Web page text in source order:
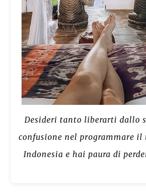
Desideri tanto liberarti dallo
confusione nel programmare
Indonesia e hai paura di